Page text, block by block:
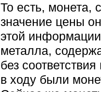
То есть, монета,
значение цены
этой
металла,
без
в ходу были